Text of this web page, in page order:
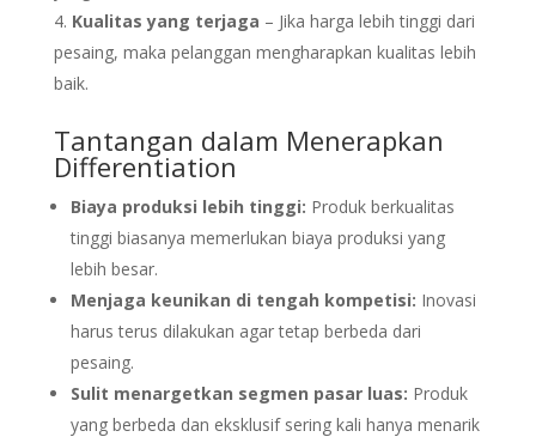
Kualitas yang terjaga – Jika harga lebih tinggi dari
pesaing, maka pelanggan mengharapkan kualitas lebih
baik.
Tantangan dalam Menerapkan
Differentiation
Biaya produksi lebih tinggi: Produk berkualitas
tinggi biasanya memerlukan biaya produksi yang
lebih besar.
Menjaga keunikan di tengah kompetisi: Inovasi
harus terus dilakukan agar tetap berbeda dari
pesaing.
Sulit menargetkan segmen pasar luas: Produk
yang berbeda dan eksklusif sering kali hanya menarik